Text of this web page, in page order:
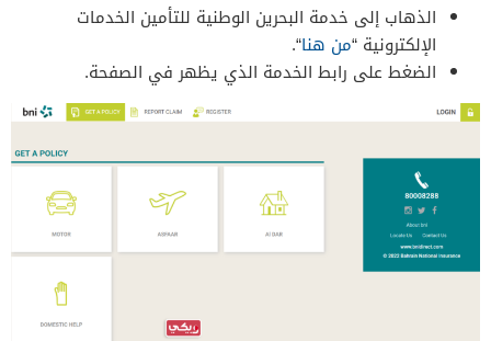
الذهاب إلى خدمة البحرين الوطنية للتأمين الخدمات
الإلكترونية “من هنا“.
الضغط على رابط الخدمة الذي يظهر في الصفحة.